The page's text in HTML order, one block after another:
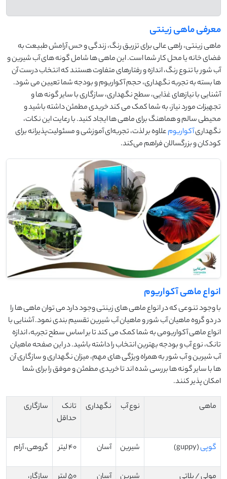
معرفی ماهی زینتی
ماهی زینتی، راهی عالی برای تزریق رنگ، زندگی و حس آرامش طبیعت به
فضای خانه یا محل کار شما است. این ماهی ها شامل گونه های آب شیرین و
آب شور با تنوع رنگ، اندازه و رفتارهای متفاوت هستند که انتخاب درست آن
ها بسته به تجربه نگهداری، حجم آکواریوم و بودجه شما تعیین می شود.
آشنایی با نیازهای غذایی، سطح نگهداری، سازگاری با سایر گونه ها و
تجهیزات مورد نیاز، به شما کمک می کند خریدی مطمئن داشته باشید و
محیطی سالم و هماهنگ برای ماهی ها ایجاد کنید. با رعایت این نکات،
نگهداریآکواریومعلاوه بر لذت، تجربه‌ای آموزشی و مسئولیت‌پذیرانه برای
کودکان و بزرگسالان فراهم می‌کند.
انواع ماهی آکواریوم
با وجود تنوعی که در انواع ماهی های زینتی وجود دارد می توان ماهی ها را
در دو گروه ماهیان آب شور و ماهیان آب شیرین تقسیم بندی نمود. آشنایی با
انواع ماهی آکواریومی به شما کمک می کند تا بر اساس سطح تجربه، اندازه
تانک، نوع آب و بودجه بهترین انتخاب را داشته باشید. در این صفحه ماهیان
آب شیرین و آب شور به همراه ویژگی های مهم، میزان نگهداری و سازگاری آن
ها با سایر گونه ها بررسی شده اند تا خریدی مطمئن و موفق را برای شما
امکان پذیر کنند.
ماهی نوع آب نگهداری
تانک
حداقل
سازگاری
گوپی(guppy) شیرین آسان 40 لیتر گروهی، آرام